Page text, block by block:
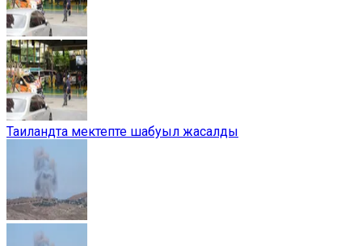
Таиландта мектепте шабуыл жасалды